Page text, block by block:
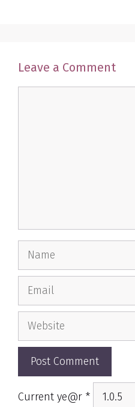
Leave a Comment
Name
Email
Website
Current ye@r *